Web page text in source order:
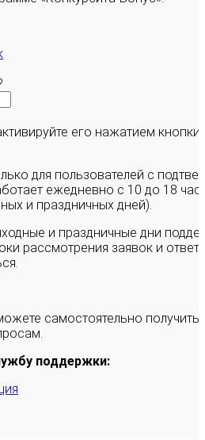
его нажатием кнопки
для пользователей с
ежедневно с 10 до 18
и праздничных дней).
и праздничные дни
рассмотрения заявок и
самостоятельно
поддержки: